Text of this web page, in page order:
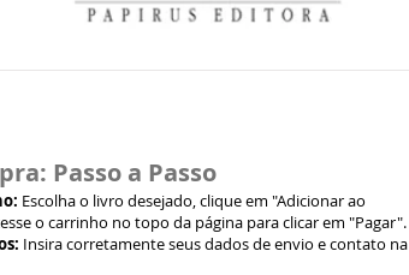
Passo a Passo
Escolha o livro desejado, clique em "Adicionar ao
o carrinho no topo da página para clicar em "Pagar".
Insira corretamente seus dados de envio e contato na